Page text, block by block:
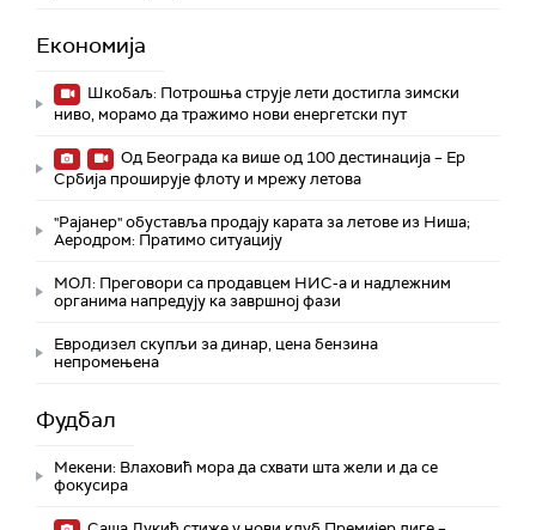
Економија
Шкобаљ: Потрошња струје лети достигла зимски
ниво, морамо да тражимо нови енергетски пут
Од Београда ка више од 100 дестинација – Ер
Србија проширује флоту и мрежу летова
"Рајанер" обуставља продају карата за летове из Ниша;
Аеродром: Пратимо ситуацију
МОЛ: Преговори са продавцем НИС-а и надлежним
органима напредују ка завршној фази
Евродизел скупљи за динар, цена бензина
непромењена
Фудбал
Мекени: Влаховић мора да схвати шта жели и да се
фокусира